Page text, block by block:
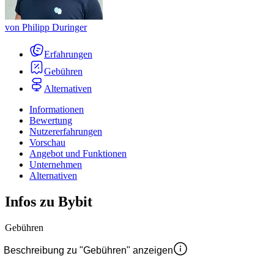
von Philipp Duringer
Erfahrungen
Gebühren
Alternativen
Informationen
Bewertung
Nutzererfahrungen
Vorschau
Angebot und Funktionen
Unternehmen
Alternativen
Infos zu Bybit
Gebühren
Beschreibung zu "Gebühren" anzeigen